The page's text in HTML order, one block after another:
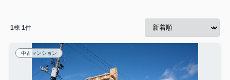
1棟 1件
中古マンション